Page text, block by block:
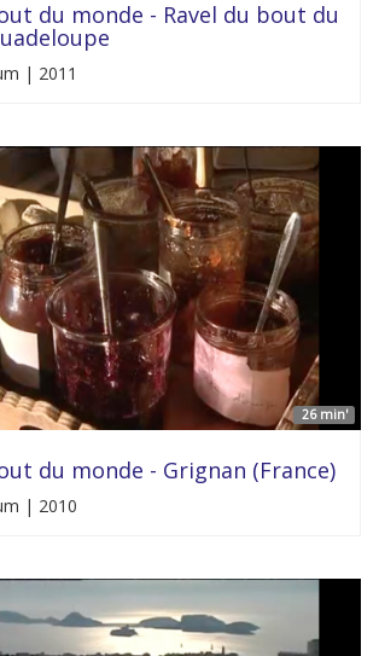
du monde - Ravel du bout du
| 2011
26 min'
du monde - Grignan (France)
| 2010